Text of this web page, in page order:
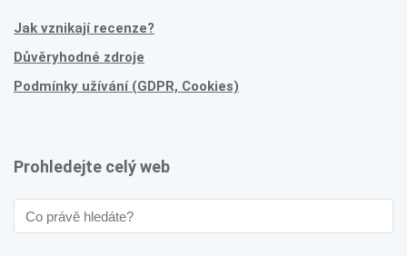
Jak vznikají recenze?
Důvěryhodné zdroje
Podmínky užívání (GDPR, Cookies)
Prohledejte celý web